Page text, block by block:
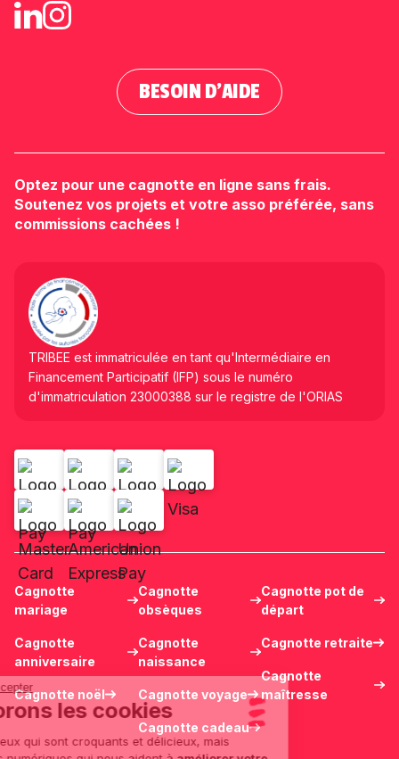
Continuer sans accepter
Nous adorons les cookies
Pas seulement ceux qui sont croquants et délicieux, mais
BESOIN D'AIDE
Optez pour une cagnotte en ligne sans frais.
Soutenez vos projets et votre asso préférée, sans
commissions cachées !
TRIBEE est immatriculée en tant qu'Intermédiaire en
Financement Participatif (IFP) sous le numéro
d'immatriculation 23000388 sur le registre de l'ORIAS
Cagnotte
mariage
Cagnotte
anniversaire
Cagnotte noël
Cagnotte
obsèques
Cagnotte
naissance
Cagnotte voyage
Cagnotte cadeau
Cagnotte pot de
départ
Cagnotte retraite
Cagnotte
maîtresse